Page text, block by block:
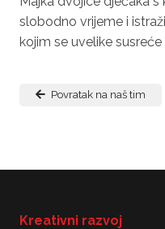
slobodno vrijeme i
kojim se uvelike
Povratak na naš tim
Kreativni razvoj